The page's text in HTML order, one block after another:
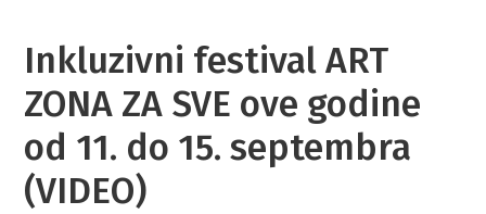
Inkluzivni festival ART
ZONA ZA SVE ove godine
od 11. do 15. septembra
(VIDEO)